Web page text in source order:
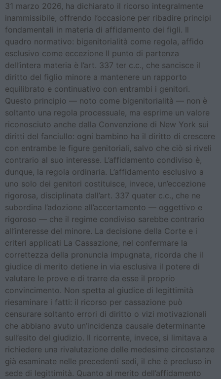
31 marzo 2026, ha dichiarato il ricorso integralmente
inammissibile, offrendo l’occasione per ribadire principi
fondamentali in materia di affidamento dei figli. Il
quadro normativo: bigenitorialità come regola, affido
esclusivo come eccezione Il punto di partenza
dell’intera materia è l’art. 337 ter c.c., che sancisce il
diritto del figlio minore a mantenere un rapporto
equilibrato e continuativo con entrambi i genitori.
Questo principio — noto come bigenitorialità — non è
soltanto una regola processuale, ma esprime un valore
riconosciuto anche dalla Convenzione di New York sui
diritti del fanciullo: ogni bambino ha il diritto di crescere
con entrambe le figure genitoriali, salvo che ciò si riveli
contrario al suo interesse. L’affidamento condiviso è,
dunque, la regola ordinaria. L’affidamento esclusivo a
uno solo dei genitori costituisce, invece, un’eccezione
rigorosa, disciplinata dall’art. 337 quater c.c., che ne
subordina l’adozione all’accertamento — oggettivo e
rigoroso — che il regime condiviso sarebbe contrario
all’interesse del minore. La decisione della Corte e i
criteri applicati La Cassazione, nel confermare la
correttezza della pronuncia impugnata, ricorda che il
giudice di merito detiene in via esclusiva il potere di
valutare le prove e di trarre da esse il proprio
convincimento. Non spetta al giudice di legittimità
riesaminare i fatti: il ricorso per cassazione può
censurare soltanto errori di diritto o vizi motivazionali
che abbiano avuto un’incidenza causale determinante
sull’esito del giudizio. Il ricorrente, invece, si limitava a
richiedere una rivalutazione delle medesime circostanze
già esaminate nelle precedenti sedi, il che è precluso in
sede di legittimità. Quanto al merito dell’affidamento